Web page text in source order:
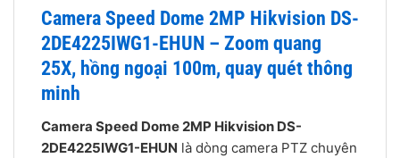
Camera Speed Dome 2MP Hikvision DS-
2DE4225IWG1-EHUN – Zoom quang
25X, hồng ngoại 100m, quay quét thông
minh
Camera Speed Dome 2MP Hikvision DS-
2DE4225IWG1-EHUN là dòng camera PTZ chuyên